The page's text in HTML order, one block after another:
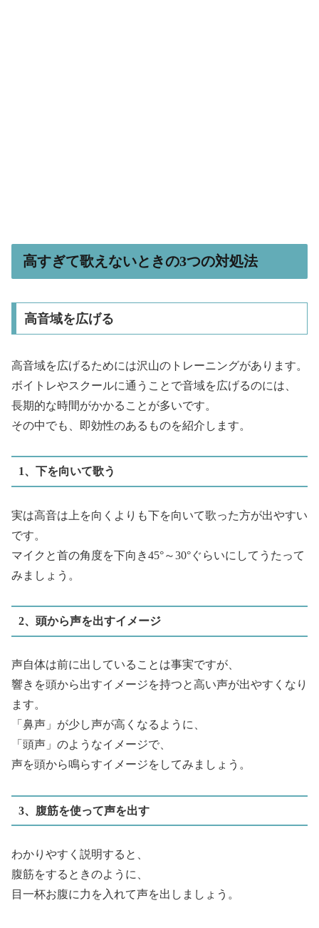
高すぎて歌えないときの3つの対処法
高音域を広げる
高音域を広げるためには沢山のトレーニングがあります。
ボイトレやスクールに通うことで音域を広げるのには、
長期的な時間がかかることが多いです。
その中でも、即効性のあるものを紹介します。
1、下を向いて歌う
実は高音は上を向くよりも下を向いて歌った方が出やすい
です。
マイクと首の角度を下向き45°～30°ぐらいにしてうたって
みましょう。
2、頭から声を出すイメージ
声自体は前に出していることは事実ですが、
響きを頭から出すイメージを持つと高い声が出やすくなり
ます。
「鼻声」が少し声が高くなるように、
「頭声」のようなイメージで、
声を頭から鳴らすイメージをしてみましょう。
3、腹筋を使って声を出す
わかりやすく説明すると、
腹筋をするときのように、
目一杯お腹に力を入れて声を出しましょう。